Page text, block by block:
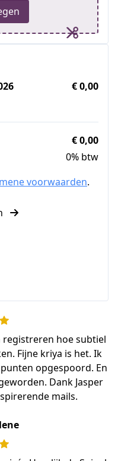
€ 0,00
€ 0,00
0% btw
voorwaarden.
hoe subtiel
Fijne kriya is het. Ik
opgespoord. En
Dank Jasper
mails.